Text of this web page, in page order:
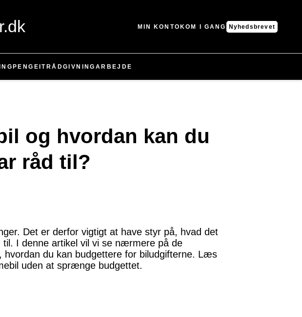
MIN KONTOKOM I GANG Nyhedsbrevet
PENGE IT RÅDGIVNING ARBEJDE
og hvordan kan du
råd til?
Det er derfor vigtigt at have styr på, hvad det
til. I denne artikel vil vi se nærmere på de
hvordan du kan budgettere for biludgifterne. Læs
uden at sprænge budgettet.